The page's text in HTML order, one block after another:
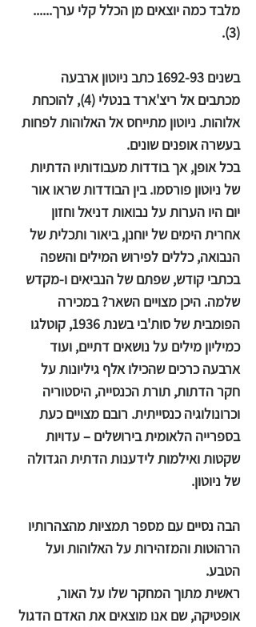
מלבד כמה יוצאים מן הכלל קלי ערך......
(3).
בשנים 1692-93 כתב ניוטון ארבעה
מכתבים אל ריצ'ארד בנטלי (4), להוכחת
אלוהות. ניוטון מתייחס אל האלוהות לפחות
בעשרה אופנים שונים.
בכל אופן, אך בודדות מעבודותיו הדתיות
של ניוטון פורסמו. בין הבודדות שראו אור
יום היו הערות על נבואות דניאל וחזון
אחרית הימים של יוחנן, ביאור ותכלית של
הנבואה, כללים לפירוש המילים והשפה
בכתבי קודש, שפתם של הנביאים ו-מקדש
שלמה. היכן מצויים השאר? במכירה
הפומבית של סות'בי בשנת 1936, קוטלגו
כמיליון מילים על נושאים דתיים, ועוד
ארבעה כרכים שהכילו אלף גיליונות על
חקר הדתות, תורת הכנסייה, היסטוריה
וכרונולוגיה כנסייתית. רובם מצויים כעת
בספרייה הלאומית בירושלים – עדויות
שקטות ואילמות לידענות הדתית הגדולה
של ניוטון.
הבה נסיים עם מספר תמציות מהצהרותיו
הרהוטות והמזהירות על האלוהות ועל
הטבע.
ראשית מתוך המחקר שלו על האור,
אופטיקה, שם אנו מוצאים את האדם הדגול